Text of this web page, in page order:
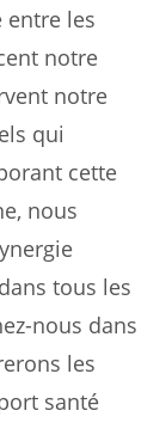
entre les
notre
notre
qui
cette
nous
tous les
nous dans
les
santé